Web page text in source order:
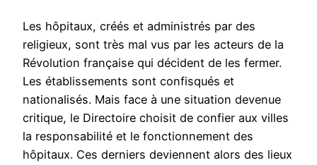
Les hôpitaux, créés et administrés par des
religieux, sont très mal vus par les acteurs de la
Révolution française qui décident de les fermer.
Les établissements sont confisqués et
nationalisés. Mais face à une situation devenue
critique, le Directoire choisit de confier aux villes
la responsabilité et le fonctionnement des
hôpitaux. Ces derniers deviennent alors des lieux